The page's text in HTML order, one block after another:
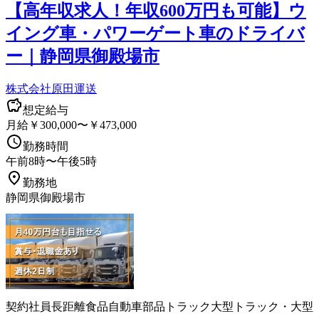
【高年収求人！年収600万円も可能】ウ
イング車・パワーゲート車のドライバ
ー｜静岡県御殿場市
株式会社原田運送
想定給与
月給￥300,000〜￥473,000
勤務時間
午前8時〜午後5時
勤務地
静岡県御殿場市
契約社員長距離食品自動車部品 トラック大型トラック・大型